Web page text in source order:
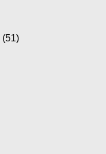
(51)